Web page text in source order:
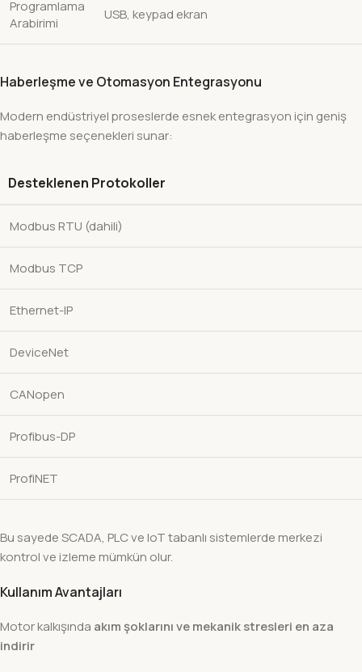
Programlama
Arabirimi
USB, keypad ekran
Haberleşme ve Otomasyon Entegrasyonu
Modern endüstriyel proseslerde esnek entegrasyon için geniş
haberleşme seçenekleri sunar:
Desteklenen Protokoller
Modbus RTU (dahili)
Modbus TCP
Ethernet-IP
DeviceNet
CANopen
Profibus-DP
ProfiNET
Bu sayede SCADA, PLC ve IoT tabanlı sistemlerde merkezi
kontrol ve izleme mümkün olur.
Kullanım Avantajları
Motor kalkışında akım şoklarını ve mekanik stresleri en aza
indirir